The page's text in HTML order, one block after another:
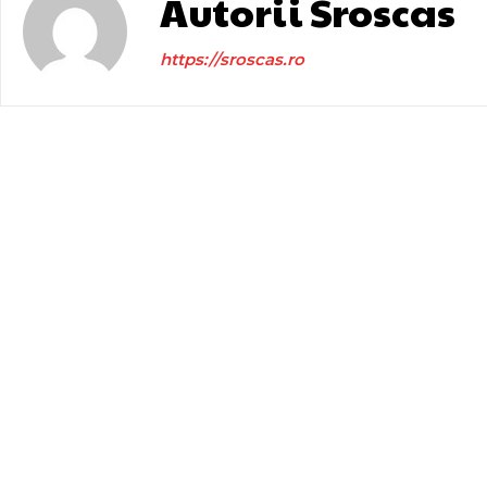
Autorii Sroscas
https://sroscas.ro